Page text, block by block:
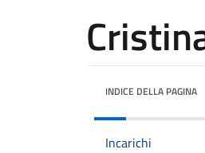
INDICE DELLA PAGINA
Incarichi